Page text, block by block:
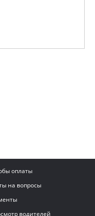
оплаты
на вопросы
водителей